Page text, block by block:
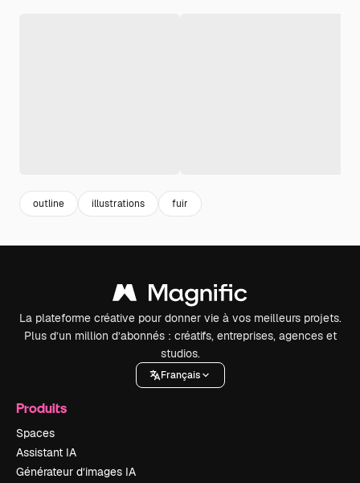
outline illustrations fuir
La plateforme créative pour donner vie à vos meilleurs projets.
Plus d’un million d’abonnés : créatifs, entreprises, agences et
studios.
Français
Produits
Spaces
Assistant IA
Générateur d’images IA